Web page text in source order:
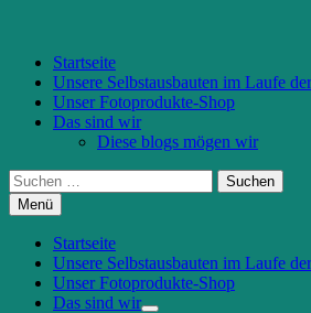
Startseite
Unsere Selbstausbauten im Laufe
Unser Fotoprodukte-Shop
Das sind wir
Diese blogs mögen wir
Suchen
nach:
Menü
Startseite
Unsere Selbstausbauten im Laufe
Unser Fotoprodukte-Shop
Das sind wir